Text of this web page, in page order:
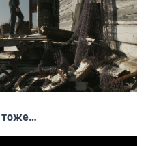
тоже…